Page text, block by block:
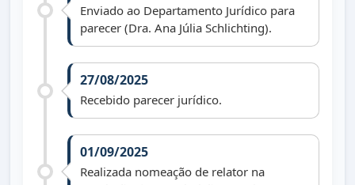
Enviado ao Departamento Jurídico para
parecer (Dra. Ana Júlia Schlichting).
27/08/2025
Recebido parecer jurídico.
01/09/2025
Realizada nomeação de relator na